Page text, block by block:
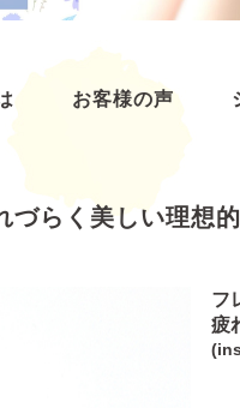
お客様の声
づらく美しい理想
フ
疲